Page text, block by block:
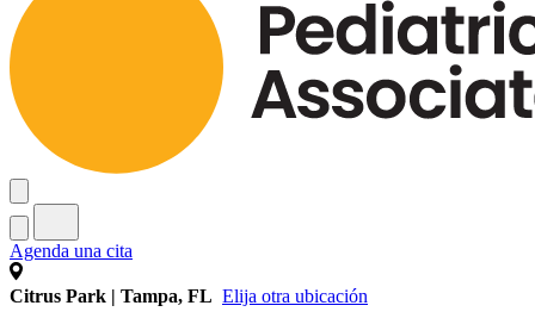
Agenda una cita
Citrus Park | Tampa, FL Elija otra ubicación